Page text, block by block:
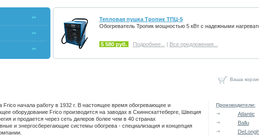
Тепловая пушка Тропик ТПЦ-5
Обогреватель Тропик мощностью 5 кВт с надежными
5 580 руб. Подробнее... | Все предложения...
Ваша
Frico начала работу в 1932 г. В настоящее время обогревающее и
оборудование Frico производится на заводах в Скиннскаттеберге, Швеция
и продается через сеть дилеров более чем в 40 странах
и энергосберегающие системы обогрева - специализация и концепция
Производители:
Atlantic
Ballu